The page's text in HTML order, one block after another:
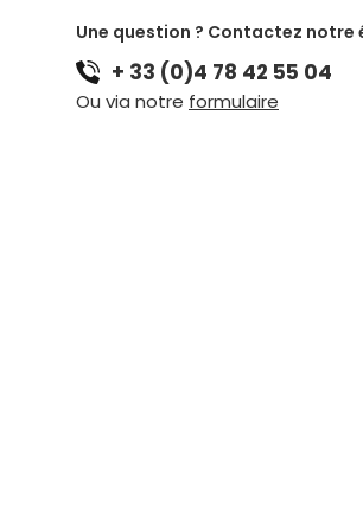
Une question ? Contactez
+ 33 (0)4 78 42 55 04
Ou via notre formulaire